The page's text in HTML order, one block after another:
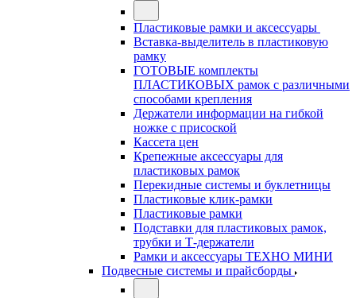
Пластиковые рамки и аксессуары
Вставка-выделитель в пластиковую
рамку
ГОТОВЫЕ комплекты
ПЛАСТИКОВЫХ рамок с различными
способами крепления
Держатели информации на гибкой
ножке с присоской
Кассета цен
Крепежные аксессуары для
пластиковых рамок
Перекидные системы и буклетницы
Пластиковые клик-рамки
Пластиковые рамки
Подставки для пластиковых рамок,
трубки и Т-держатели
Рамки и аксессуары ТЕХНО МИНИ
Подвесные системы и прайсборды